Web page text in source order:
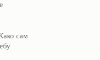
сам